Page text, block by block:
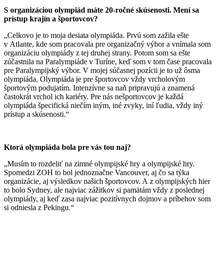
S organizáciou olympiád máte 20-ročné skúsenosti. Mení sa
prístup krajín a športovcov?
„Celkovo je to moja desiata olympiáda. Prvú som zažila ešte
v Atlante, kde som pracovala pre organizačný výbor a vnímala som
organizáciu olympiády z tej druhej strany. Potom som sa ešte
zúčastnila na Paralympiáde v Turíne, keď som v tom čase pracovala
pre Paralympijský výbor. V mojej súčasnej pozícii je to už ôsma
olympiáda. Olympiáda je pre športovcov vždy vrcholovým
športovým podujatím. Intenzívne sa naň pripravujú a znamená
častokrát vrchol ich kariéry. Pre nás nešportovcov je každá
olympiáda špecifická niečím iným, iné zvyky, iní ľudia, vždy iný
prístup a skúsenosti.“
Ktorá olympiáda bola pre vás tou naj?
„Musím to rozdeliť na zimné olympijské hry a olympijské hry.
Spomedzi ZOH to bol jednoznačne Vancouver, aj čo sa týka
organizácie, aj výsledkov našich športovcov. A z olympijských hier
to bolo Sydney, ale najviac zážitkov si pamätám vždy z poslednej
olympiády, aj keď zasa najviac pozitívnych dojmov a príbehov som
si odniesla z Pekingu.“